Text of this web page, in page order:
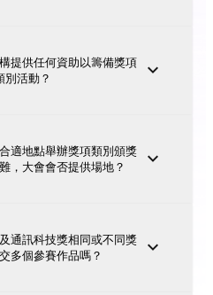
提供任何資助以籌備獎項
別活動？
適地點舉辦獎項類別頒獎
，大會會否提供場地？
通訊科技獎相同或不同獎
多個參賽作品嗎？